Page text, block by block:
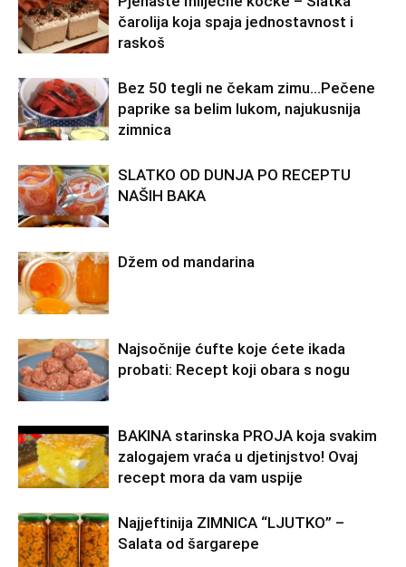
čarolija koja spaja jednostavnost i
raskoš
Bez 50 tegli ne čekam zimu…Pečene
paprike sa belim lukom, najukusnija
zimnica
SLATKO OD DUNJA PO RECEPTU
NAŠIH BAKA
Džem od mandarina
Najsočnije ćufte koje ćete ikada
probati: Recept koji obara s nogu
BAKINA starinska PROJA koja svakim
zalogajem vraća u djetinjstvo! Ovaj
recept mora da vam uspije
Najjeftinija ZIMNICA “LJUTKO” –
Salata od šargarepe